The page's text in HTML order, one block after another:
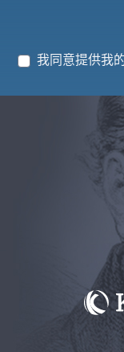
我同意提供我